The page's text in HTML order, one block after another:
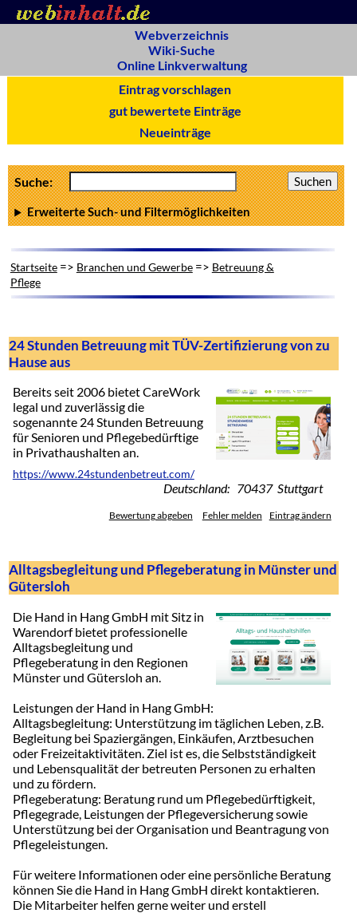
Webverzeichnis
Wiki-Suche
Online Linkverwaltung
Eintrag vorschlagen
gut bewertete Einträge
Neueinträge
Suche:
Erweiterte Such- und Filtermöglichkeiten
Startseite=> Branchen und Gewerbe=> Betreuung &
Pflege
24 Stunden Betreuung mit TÜV-Zertifizierung von zu
Hause aus
Bereits seit 2006 bietet CareWork
legal und zuverlässig die
sogenannte 24 Stunden Betreuung
für Senioren und Pflegebedürftige
in Privathaushalten an.
https://www.24stundenbetreut.com/
Deutschland: 70437 Stuttgart
Bewertung abgeben Fehler melden Eintrag ändern
Alltagsbegleitung und Pflegeberatung in Münster und
Gütersloh
Die Hand in Hang GmbH mit Sitz in
Warendorf bietet professionelle
Alltagsbegleitung und
Pflegeberatung in den Regionen
Münster und Gütersloh an.
Leistungen der Hand in Hang GmbH:
Alltagsbegleitung: Unterstützung im täglichen Leben, z.B.
Begleitung bei Spaziergängen, Einkäufen, Arztbesuchen
oder Freizeitaktivitäten. Ziel ist es, die Selbstständigkeit
und Lebensqualität der betreuten Personen zu erhalten
und zu fördern.
Pflegeberatung: Beratung rund um Pflegebedürftigkeit,
Pflegegrade, Leistungen der Pflegeversicherung sowie
Unterstützung bei der Organisation und Beantragung von
Pflegeleistungen.
Für weitere Informationen oder eine persönliche Beratung
können Sie die Hand in Hang GmbH direkt kontaktieren.
Die Mitarbeiter helfen gerne weiter und erstell